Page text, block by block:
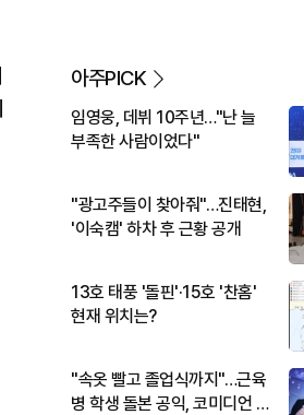
아주PICK
임영웅, 데뷔 10주년…"난 늘
부족한 사람이었다"
"광고주들이 찾아줘"…진태현,
'이숙캠' 하차 후 근황 공개
13호 태풍 '돌핀'·15호 '찬홈'
현재 위치는?
"속옷 빨고 졸업식까지"…근육
병 학생 돌본 공익, 코미디언 김